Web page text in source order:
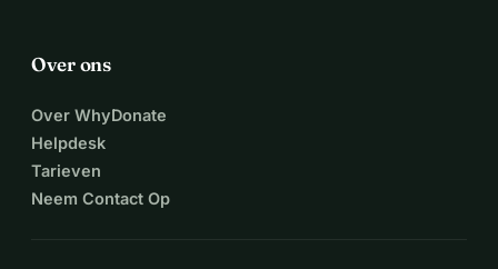
Over ons
Over WhyDonate
Helpdesk
Tarieven
Neem Contact Op